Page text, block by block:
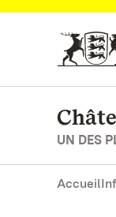
Vers la page
UN DES
Accueil